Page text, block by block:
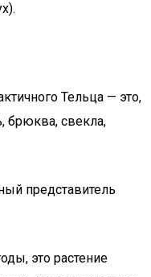
Тельца — это,
брюква, свекла,
представитель
это растение